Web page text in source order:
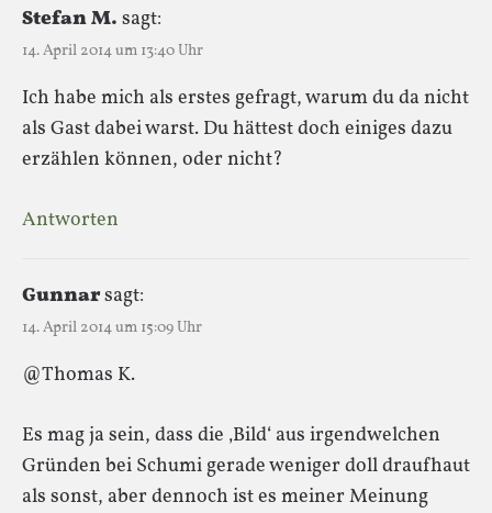
Stefan M. sagt:
14. April 2014 um 13:40 Uhr
Ich habe mich als erstes gefragt, warum du da nicht
als Gast dabei warst. Du hättest doch einiges dazu
erzählen können, oder nicht?
Antworten
Gunnarsagt:
14. April 2014 um 15:09 Uhr
@Thomas K.
Es mag ja sein, dass die ‚Bild‘ aus irgendwelchen
Gründen bei Schumi gerade weniger doll draufhaut
als sonst, aber dennoch ist es meiner Meinung